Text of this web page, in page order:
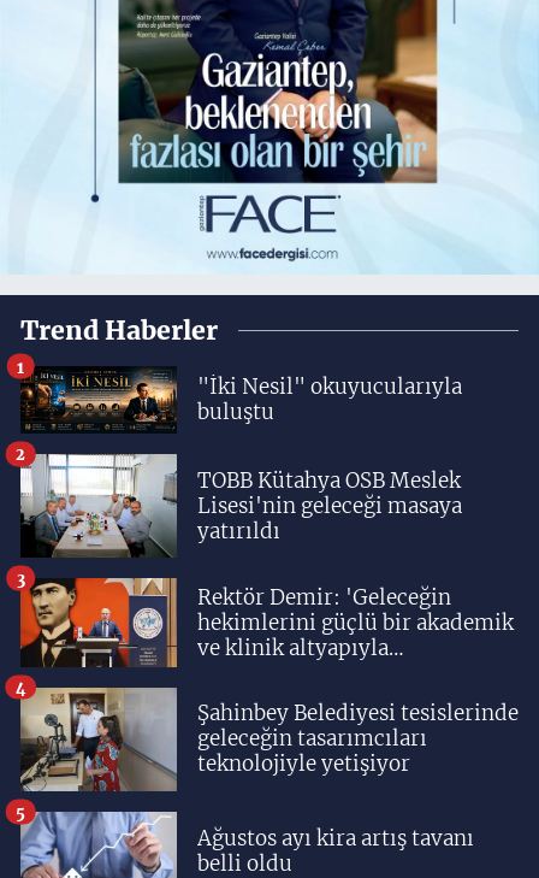
Trend Haberler
"İki Nesil" okuyucularıyla
buluştu
1
TOBB Kütahya OSB Meslek
Lisesi'nin geleceği masaya
yatırıldı
2
Rektör Demir: 'Geleceğin
hekimlerini güçlü bir akademik
ve klinik altyapıyla
3
Şahinbey Belediyesi tesislerinde
geleceğin tasarımcıları
teknolojiyle yetişiyor
4
Ağustos ayı kira artış tavanı
belli oldu
5